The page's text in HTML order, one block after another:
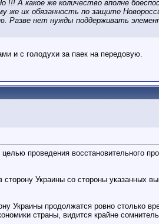
А какое же количество вполне
же их обязанность по защите
Разве нет нужды поддерживать
и с голодухи за паек на передовую.
проведения восстановительного
Украины со стороны указанных
Украины продолжатся ровно столько
страны, видится крайне